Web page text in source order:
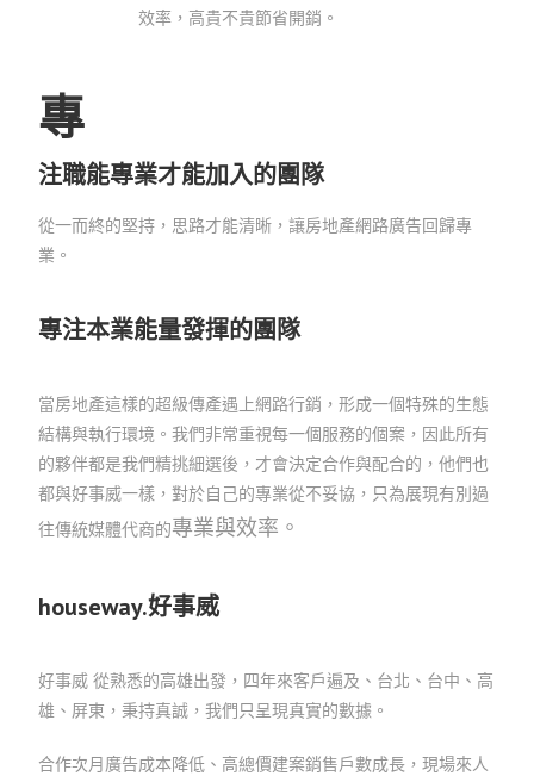
效率，高貴不貴節省開銷。
專
注職能專業才能加入的團隊
從一而終的堅持，思路才能清晰，讓房地產網路廣告回歸專
業。
專注本業能量發揮的團隊
當房地產這樣的超級傳產遇上網路行銷，形成一個特殊的生態
結構與執行環境。我們非常重視每一個服務的個案，因此所有
的夥伴都是我們精挑細選後，才會決定合作與配合的，他們也
都與好事威一樣，對於自己的專業從不妥協，只為展現有別過
往傳統媒體代商的專業與效率 。
houseway.好事威
好事威 從熟悉的高雄出發，四年來客戶遍及、台北、台中、高
雄、屏東，秉持真誠，我們只呈現真實的數據。
合作次月廣告成本降低、高總價建案銷售戶數成長，現場來人